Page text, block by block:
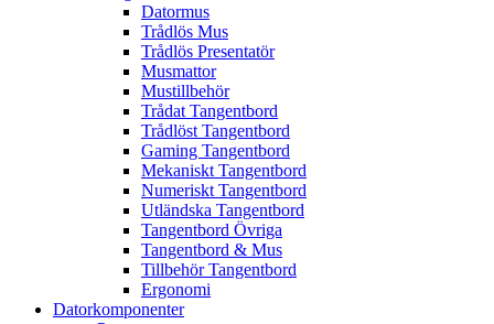
Datormus
Trådlös Mus
Trådlös Presentatör
Musmattor
Mustillbehör
Trådat Tangentbord
Trådlöst Tangentbord
Gaming Tangentbord
Mekaniskt Tangentbord
Numeriskt Tangentbord
Utländska Tangentbord
Tangentbord Övriga
Tangentbord & Mus
Tillbehör Tangentbord
Ergonomi
Datorkomponenter